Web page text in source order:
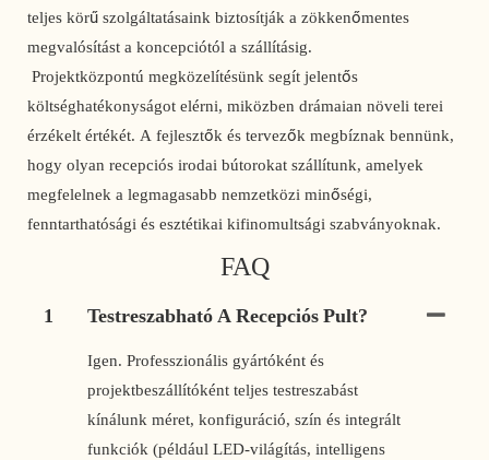
teljes körű szolgáltatásaink biztosítják a zökkenőmentes
megvalósítást a koncepciótól a szállításig.
költséghatékonyságot elérni, miközben drámaian növeli terei
érzékelt értékét. A fejlesztők és tervezők megbíznak bennünk,
hogy olyan recepciós irodai bútorokat szállítunk, amelyek
megfelelnek a legmagasabb nemzetközi minőségi,
fenntarthatósági és esztétikai kifinomultsági szabványoknak.
FAQ
1 Testreszabható A Recepciós Pult?
Igen. Professzionális gyártóként és
projektbeszállítóként teljes testreszabást
kínálunk méret, konfiguráció, szín és integrált
funkciók (például LED-világítás, intelligens